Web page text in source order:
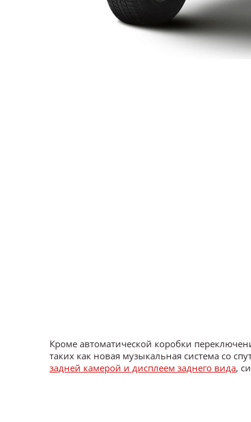
Кроме автоматической коробки
таких как новая музыкальная система со
задней камерой и дисплеем заднего вида,